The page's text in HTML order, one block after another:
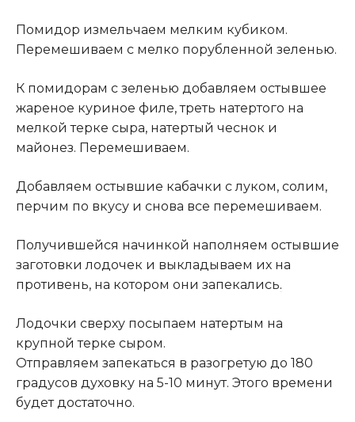
Помидор измельчаем мелким кубиком.
Перемешиваем с мелко порубленной зеленью.
К помидорам с зеленью добавляем остывшее
жареное куриное филе, треть натертого на
мелкой терке сыра, натертый чеснок и
майонез. Перемешиваем.
Добавляем остывшие кабачки с луком, солим,
перчим по вкусу и снова все перемешиваем.
Получившейся начинкой наполняем остывшие
заготовки лодочек и выкладываем их на
противень, на котором они запекались.
Лодочки сверху посыпаем натертым на
крупной терке сыром.
Отправляем запекаться в разогретую до 180
градусов духовку на 5-10 минут. Этого времени
будет достаточно.